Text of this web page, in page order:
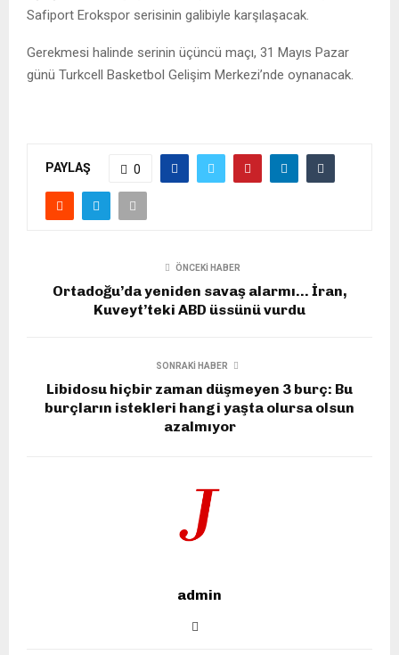
Safiport Erokspor serisinin galibiyle karşılaşacak.
Gerekmesi halinde serinin üçüncü maçı, 31 Mayıs Pazar
günü Turkcell Basketbol Gelişim Merkezi’nde oynanacak.
PAYLAŞ 0
ÖNCEKI HABER
Ortadoğu’da yeniden savaş alarmı… İran,
Kuveyt’teki ABD üssünü vurdu
SONRAKI HABER
Libidosu hiçbir zaman düşmeyen 3 burç: Bu
burçların istekleri hangi yaşta olursa olsun
azalmıyor
admin